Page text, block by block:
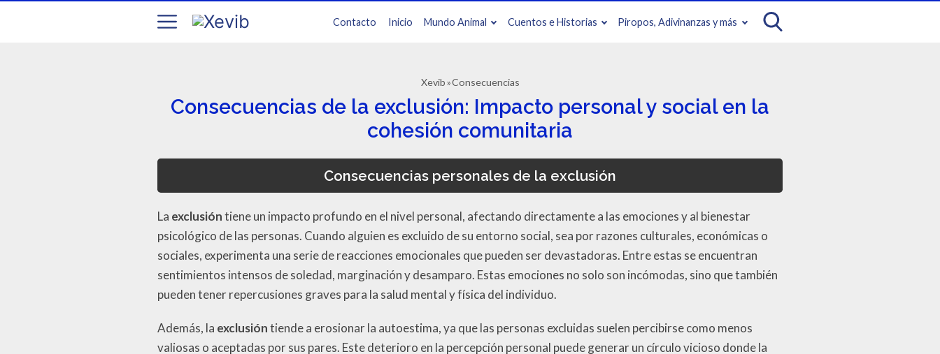
Contacto Inicio Mundo Animal Cuentos e Historias Piropos, Adivinanzas y más
Xevib Consecuencias
Consecuencias de la exclusión: Impacto personal y social en la
cohesión comunitaria
Consecuencias personales de la exclusión
La exclusióntiene un impacto profundo en el nivel personal, afectando directamente a las emociones y al bienestar
psicológico de las personas. Cuando alguien es excluido de su entorno social, sea por razones culturales, económicas o
sociales, experimenta una serie de reacciones emocionales que pueden ser devastadoras. Entre estas se encuentran
sentimientos intensos de soledad, marginación y desamparo. Estas emociones no solo son incómodas, sino que también
pueden tener repercusiones graves para la salud mental y física del individuo.
Además, la exclusióntiende a erosionar la autoestima, ya que las personas excluidas suelen percibirse como menos
valiosas o aceptadas por sus pares. Este deterioro en la percepción personal puede generar un círculo vicioso donde la